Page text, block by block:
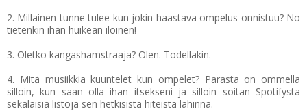
2. Millainen tunne tulee kun jokin haastava ompelus onnistuu? No
tietenkin ihan huikean iloinen!
3. Oletko kangashamstraaja? Olen. Todellakin.
4. Mitä musiikkia kuuntelet kun ompelet? Parasta on ommella
silloin, kun saan olla ihan itsekseni ja silloin soitan Spotifysta
sekalaisia listoja sen hetkisistä hiteistä lähinnä.